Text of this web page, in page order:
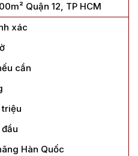
Quận 12, TP HCM
xác
cần
triệu
Hàn Quốc